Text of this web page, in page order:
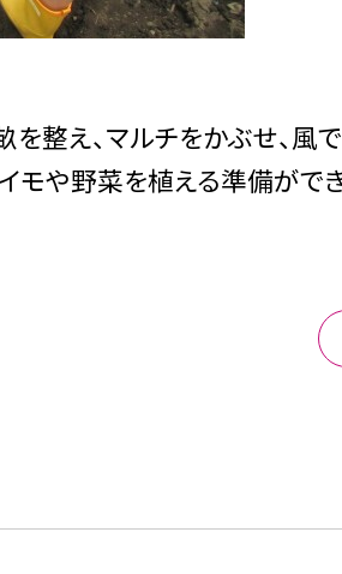
整え、マルチをかぶせ、風
モや野菜を植える準備がで